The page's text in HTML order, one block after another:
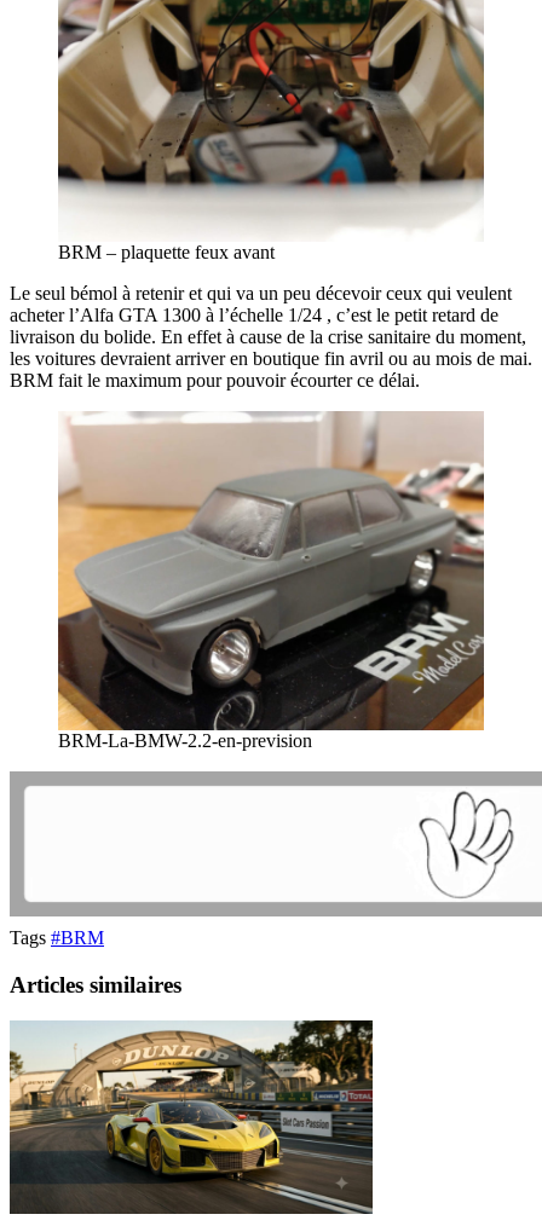
BRM – plaquette feux avant
Le seul bémol à retenir et qui va un peu décevoir ceux qui veulent
acheter l’Alfa GTA 1300 à l’échelle 1/24 , c’est le petit retard de
livraison du bolide. En effet à cause de la crise sanitaire du moment,
les voitures devraient arriver en boutique fin avril ou au mois de mai.
BRM fait le maximum pour pouvoir écourter ce délai.
BRM-La-BMW-2.2-en-prevision
Tags #BRM
Articles similaires